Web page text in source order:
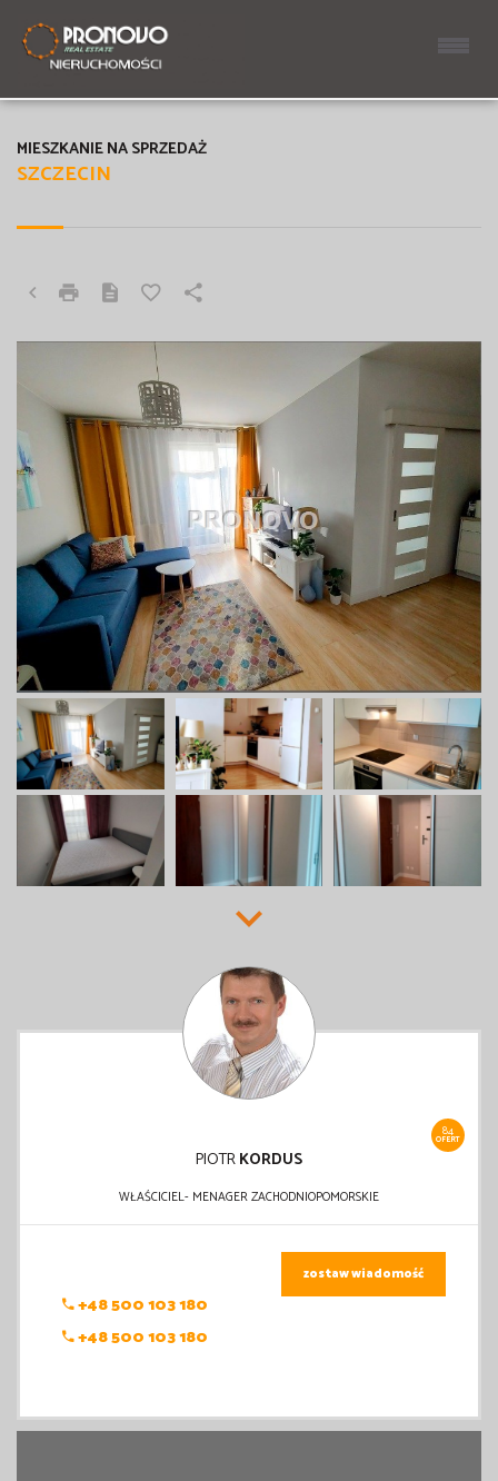
SZCZECIN
MIESZKANIE NA SPRZEDAŻ
84
OFERT
PIOTRKORDUS
WŁAŚCICIEL- MENAGER ZACHODNIOPOMORSKIE
+48 500 103 180
+48 500 103 180
zostaw wiadomość